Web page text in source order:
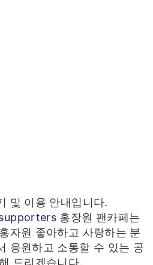
및 이용 안내입니다.
홍장원 팬카페는
자원 좋아하고 사랑하는 분
응원하고 소통할 수 있는 공
드리겠습니다.